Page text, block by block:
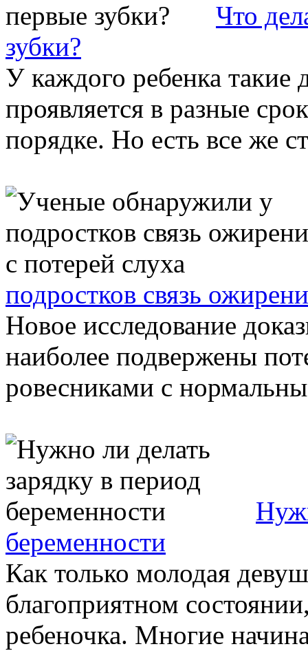
Что
зубки?
У каждого ребенка такие
проявляется в разные
порядке. Но есть все же
подростков связь
Новое исследование
наиболее подвержены
ровесниками с
беременности
Как только молодая
благоприятном
ребеночка. Многие